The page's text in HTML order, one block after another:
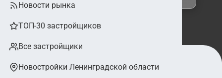
Новости рынка
ТОП-30 застройщиков
Все застройщики
Новостройки Ленинградской области